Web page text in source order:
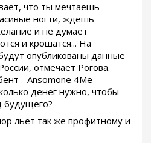
что ты мечтаешь
ногти, ждешь
и не думает
и крошатся... На
опубликованы данные
отмечает Рогова.
- Ansomone 4Me
денег нужно, чтобы
будущего?
льет так же профитному и